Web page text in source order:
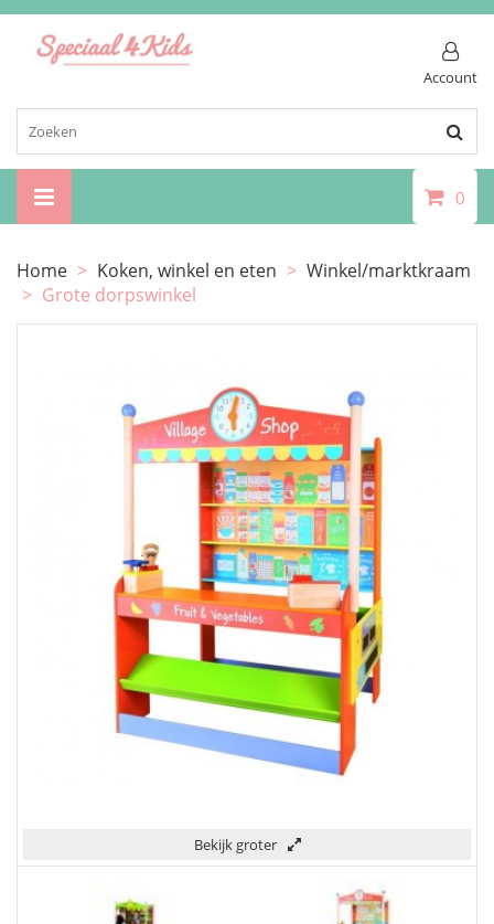
Account
0
Home > Koken, winkel en eten > Winkel/marktkraam
> Grote dorpswinkel
Bekijk groter